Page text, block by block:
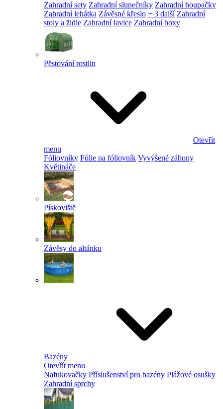
Zahradní sety Zahradní slunečníky Zahradní houpačky
Zahradní lehátka Závěsné křeslo + 3 další Zahradní
stoly a židle Zahradní lavice Zahradní boxy
Pěstování rostlin
Otevřít
menu
Fóliovníky Fólie na fóliovník Vyvýšené záhony
Květináče
Pískoviště
Závěsy do altánku
Bazény
Otevřít menu
Nafukovačky Příslušenství pro bazény Plážové osušky
Zahradní sprchy